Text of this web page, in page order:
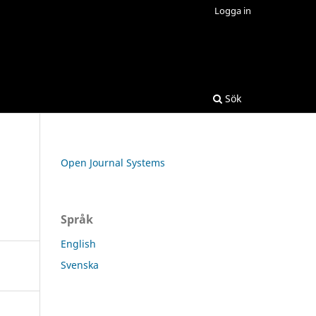
Sök
Logga in
Open Journal Systems
Språk
English
Svenska